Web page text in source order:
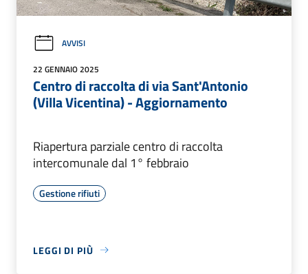
AVVISI
22 GENNAIO 2025
Centro di raccolta di via Sant'Antonio
(Villa Vicentina) - Aggiornamento
Riapertura parziale centro di raccolta
intercomunale dal 1° febbraio
Gestione rifiuti
LEGGI DI PIÙ